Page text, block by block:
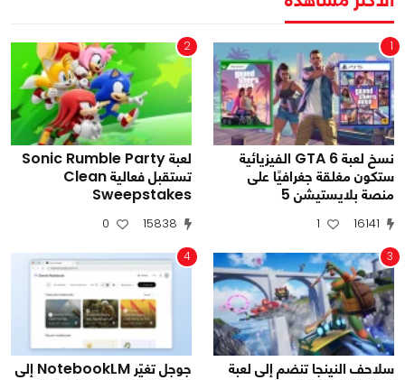
1
نسخ لعبة GTA 6 الفيزيائية
ستكون مغلقة جغرافيًا على
منصة بلايستيشن 5
16141
1
2
لعبة Sonic Rumble Party
تستقبل فعالية Clean
Sweepstakes
15838
0
3
سلاحف النينجا تنضم إلى لعبة
4
جوجل تغيّر NotebookLM إلى